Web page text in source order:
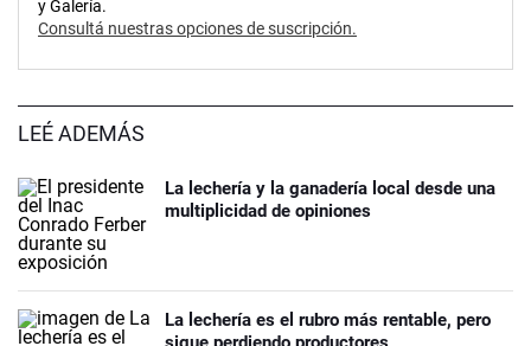
y Galería.
Consultá nuestras opciones de suscripción.
LEÉ ADEMÁS
La lechería y la ganadería local desde una
multiplicidad de opiniones
La lechería es el rubro más rentable, pero